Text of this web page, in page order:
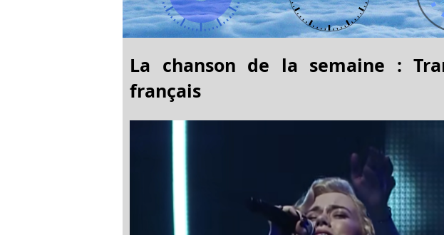
La chanson de la semaine :
français